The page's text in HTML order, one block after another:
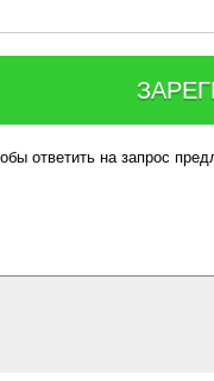
ответить на запрос